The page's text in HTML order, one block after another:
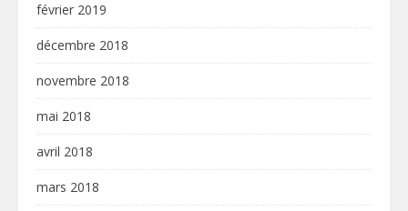
février 2019
décembre 2018
novembre 2018
mai 2018
avril 2018
mars 2018